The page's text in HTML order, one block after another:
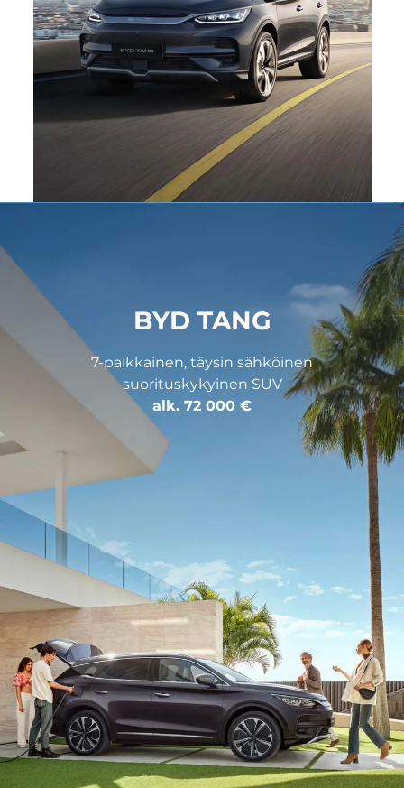
BYD TANG
7-paikkainen, täysin sähköinen
suorituskykyinen SUV
alk. 72 000 €